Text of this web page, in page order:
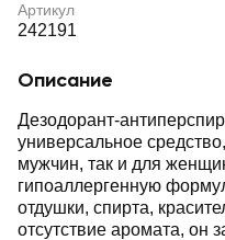
Артикул
242191
Описание
Дезодорант-
универсальное
мужчин, так и для
гипоаллергенную
отдушки, спирта,
отсутствие аромата, он